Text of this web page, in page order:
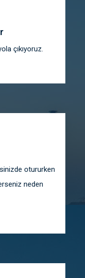
çıkıyoruz.
otururken
neden